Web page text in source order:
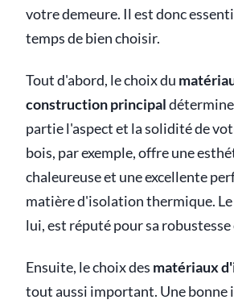
votre demeure. Il est donc
temps de bien choisir.
Tout d'abord, le choix du
construction principal
partie l'aspect et la solidité de
bois, par exemple, offre une
chaleureuse et une excellente
matière d'isolation thermique.
lui, est réputé pour sa
Ensuite, le choix des matériaux
tout aussi important. Une bonne